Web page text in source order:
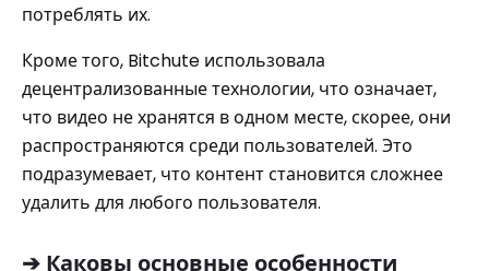
потреблять их.
Кроме того, Bitchute использовала
децентрализованные технологии, что означает,
что видео не хранятся в одном месте, скорее, они
распространяются среди пользователей. Это
подразумевает, что контент становится сложнее
удалить для любого пользователя.
➔ Каковы основные особенности